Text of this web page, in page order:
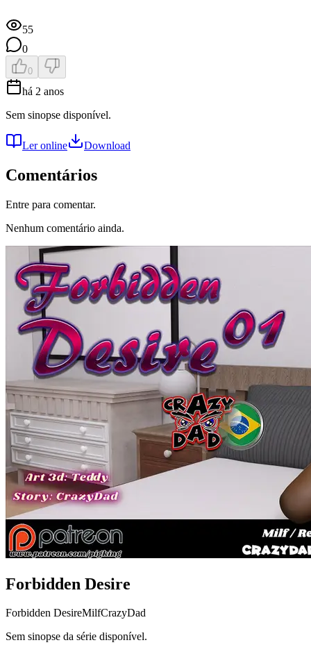
55
0
0
há 2 anos
Sem sinopse disponível.
Ler online Download
Comentários
Entre para comentar.
Nenhum comentário ainda.
Forbidden Desire
Forbidden DesireMilfCrazyDad
Sem sinopse da série disponível.